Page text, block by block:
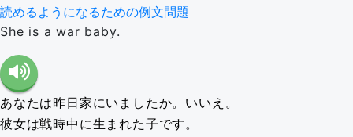
読めるようになるための例文問題
She is a war baby.
あなたは昨日家にいましたか。いいえ。
彼女は戦時中に生まれた子です。